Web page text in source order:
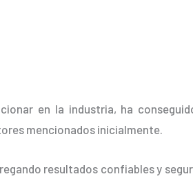
en la industria, ha
mencionados inicialmente.
resultados confiables y